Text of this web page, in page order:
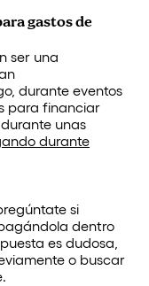
gastos de
ser una
durante eventos
para financiar
unas
durante
si
dentro
es dudosa,
o buscar